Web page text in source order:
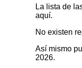
La lista de
aquí.
No existen
Así mismo
2026.